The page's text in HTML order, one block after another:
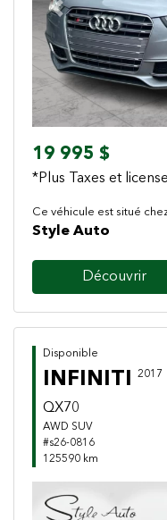
Previous
19 995 $
*Plus Taxes et
Ce véhicule est situé
Style Auto
Découvrir
Disponible
INFINITI 2017
QX70
AWD SUV
#s26-0816
125590 km